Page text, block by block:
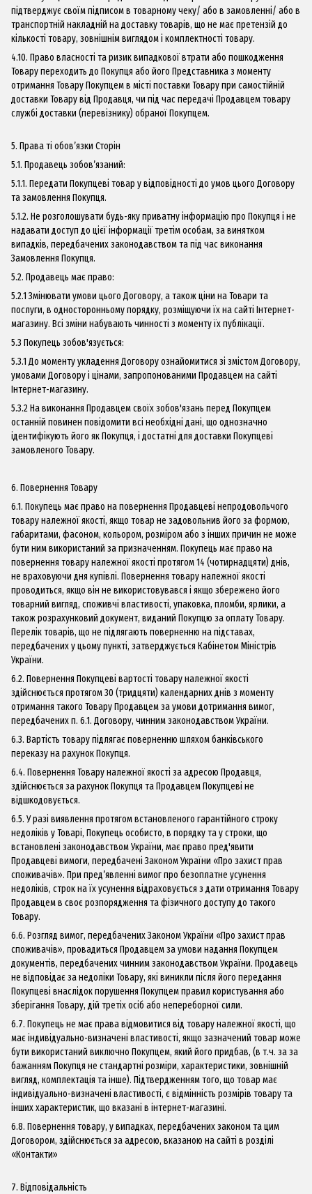
підтверджує своїм підписом в товарному чеку/ або в замовленні/ або в
транспортній накладній на доставку товарів, що не має претензій до
кількості товару, зовнішнім виглядом і комплектності товару.
4.10. Право власності та ризик випадкової втрати або пошкодження
Товару переходить до Покупця або його Представника з моменту
отримання Товару Покупцем в місті поставки Товару при самостійній
доставки Товару від Продавця, чи під час передачі Продавцем товару
службі доставки (перевізнику) обраної Покупцем.
5. Права ті обов’язки Сторін
5.1. Продавець зобов’язаний:
5.1.1. Передати Покупцеві товар у відповідності до умов цього Договору
та замовлення Покупця.
5.1.2. Не розголошувати будь-яку приватну інформацію про Покупця і не
надавати доступ до цієї інформації третім особам, за винятком
випадків, передбачених законодавством та під час виконання
Замовлення Покупця.
5.2. Продавець має право:
5.2.1 Змінювати умови цього Договору, а також ціни на Товари та
послуги, в односторонньому порядку, розміщуючи їх на сайті Інтернет-
магазину. Всі зміни набувають чинності з моменту їх публікації.
5.3 Покупець зобов'язується:
5.3.1 До моменту укладення Договору ознайомитися зі змістом Договору,
умовами Договору і цінами, запропонованими Продавцем на сайті
Інтернет-магазину.
5.3.2 На виконання Продавцем своїх зобов'язань перед Покупцем
останній повинен повідомити всі необхідні дані, що однозначно
ідентифікують його як Покупця, і достатні для доставки Покупцеві
замовленого Товару.
6. Повернення Товару
6.1. Покупець має право на повернення Продавцеві непродовольчого
товару належної якості, якщо товар не задовольнив його за формою,
габаритами, фасоном, кольором, розміром або з інших причин не може
бути ним використаний за призначенням. Покупець має право на
повернення товару належної якості протягом 14 (чотирнадцяти) днів,
не враховуючи дня купівлі. Повернення товару належної якості
проводиться, якщо він не використовувався і якщо збережено його
товарний вигляд, споживчі властивості, упаковка, пломби, ярлики, а
також розрахунковий документ, виданий Покупцю за оплату Товару.
Перелік товарів, що не підлягають поверненню на підставах,
передбачених у цьому пункті, затверджується Кабінетом Міністрів
України.
6.2. Повернення Покупцеві вартості товару належної якості
здійснюється протягом 30 (тридцяти) календарних днів з моменту
отримання такого Товару Продавцем за умови дотримання вимог,
передбачених п. 6.1. Договору, чинним законодавством України.
6.3. Вартість товару підлягає поверненню шляхом банківського
переказу на рахунок Покупця.
6.4. Повернення Товару належної якості за адресою Продавця,
здійснюється за рахунок Покупця та Продавцем Покупцеві не
відшкодовується.
6.5. У разі виявлення протягом встановленого гарантійного строку
недоліків у Товарі, Покупець особисто, в порядку та у строки, що
встановлені законодавством України, має право пред'явити
Продавцеві вимоги, передбачені Законом України «Про захист прав
споживачів». При пред’явленні вимог про безоплатне усунення
недоліків, строк на їх усунення відраховується з дати отримання Товару
Продавцем в своє розпорядження та фізичного доступу до такого
Товару.
6.6. Розгляд вимог, передбачених Законом України «Про захист прав
споживачів», провадиться Продавцем за умови надання Покупцем
документів, передбачених чинним законодавством України. Продавець
не відповідає за недоліки Товару, які виникли після його передання
Покупцеві внаслідок порушення Покупцем правил користування або
зберігання Товару, дій третіх осіб або непереборної сили.
6.7. Покупець не має права відмовитися від товару належної якості, що
має індивідуально-визначені властивості, якщо зазначений товар може
бути використаний виключно Покупцем, який його придбав, (в т.ч. за за
бажанням Покупця не стандартні розміри, характеристики, зовнішній
вигляд, комплектація та інше). Підтвердженням того, що товар має
індивідуально-визначені властивості, є відмінність розмірів товару та
інших характеристик, що вказані в інтернет-магазині.
6.8. Повернення товару, у випадках, передбачених законом та цим
Договором, здійснюється за адресою, вказаною на сайті в розділі
«Контакти»
7. Відповідальність